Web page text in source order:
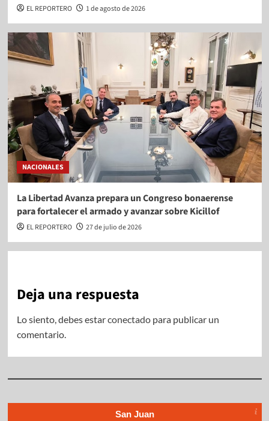
EL REPORTERO 1 de agosto de 2026
NACIONALES
La Libertad Avanza prepara un Congreso bonaerense
para fortalecer el armado y avanzar sobre Kicillof
EL REPORTERO 27 de julio de 2026
Deja una respuesta
Lo siento, debes estarconectadopara publicar un
comentario.
San Juan